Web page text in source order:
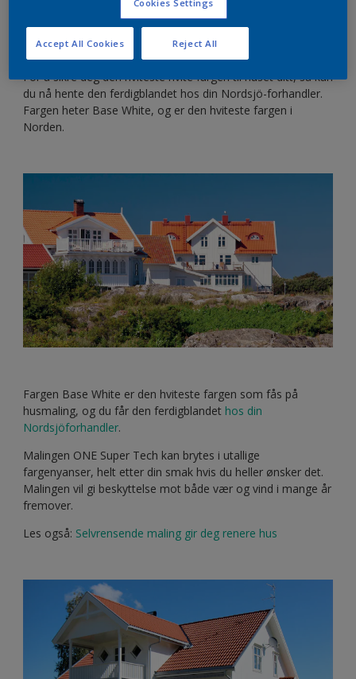
fasadeveggen. Velger du en kvalitetsmaling, sikrer du at
verdiene dine holder seg i generasjoner med en ekstrem
dekkevne.
For å sikre deg den hviteste hvite fargen til huset ditt, så kan
du nå hente den ferdigblandet hos din Nordsjö-forhandler.
Fargen heter Base White, og er den hviteste fargen i
Norden.
Fargen Base White er den hviteste fargen som fås på
husmaling, og du får den ferdigblandet hos din
Nordsjöforhandler.
Malingen ONE Super Tech kan brytes i utallige
fargenyanser, helt etter din smak hvis du heller ønsker det.
Malingen vil gi beskyttelse mot både vær og vind i mange år
fremover.
Les også: Selvrensende maling gir deg renere hus
Cookies Settings
Reject All
Accept All Cookies